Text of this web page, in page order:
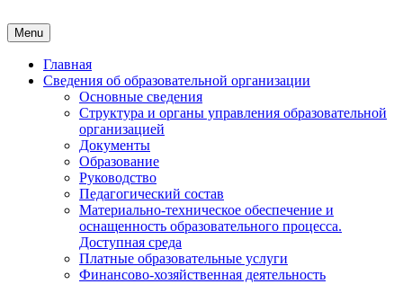
to
content
Menu
Главная
Сведения об образовательной организации
Основные сведения
Структура и органы управления образовательной
организацией
Документы
Образование
Руководство
Педагогический состав
Материально-техническое обеспечение и
оснащенность образовательного процесса.
Доступная среда
Платные образовательные услуги
Финансово-хозяйственная деятельность